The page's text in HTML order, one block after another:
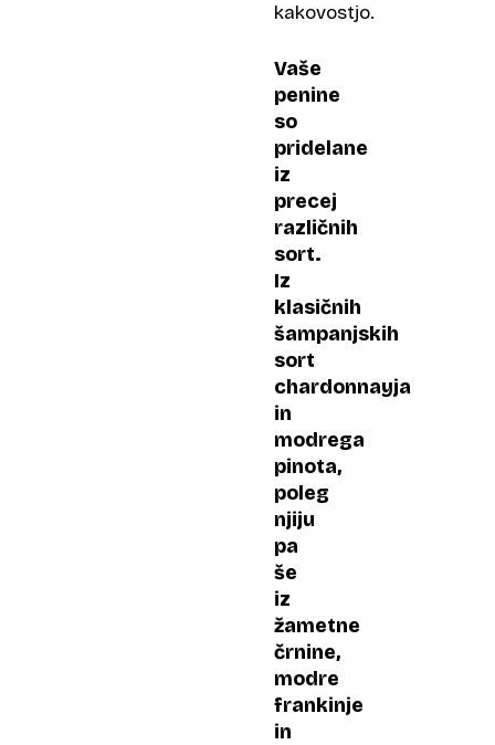
kakovostjo.
Vaše
penine
so
pridelane
iz
precej
različnih
sort.
Iz
klasičnih
šampanjskih
sort
chardonnayja
in
modrega
pinota,
poleg
njiju
pa
še
iz
žametne
črnine,
modre
frankinje
in